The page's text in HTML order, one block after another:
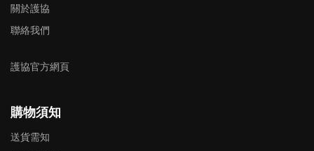
關於護協
聯絡我們
護協官方網頁
購物須知
送貨需知